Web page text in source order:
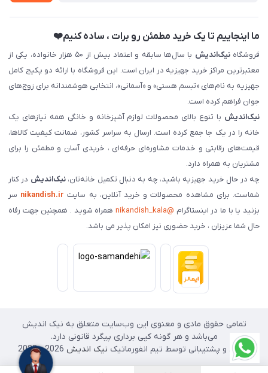
ما اینجاییم تا یک خرید مطمئن رو برات ، ساده کنیم❤️
فروشگاهنیک‌اندیش
با سال‌ها سابقه و اعتماد بیش از ۵۰ هزار خانواده، یکی از
معتبرترین مراکز خرید جهیزیه در ایران است. این فروشگاه با ارائه دو پکیج کامل
جهیزیه به نام‌های «تبسم هستی» و «آسمانی»، انتخابی هوشمندانه برای زوج‌های
جوان فراهم کرده است.
نیک‌اندیش با تنوع بالای محصولات لوازم آشپزخانه و خانگی همه نیازهای یک
خانه را در یک جا جمع کرده است. ارسال به سراسر کشور، ضمانت کیفیت کالاها،
قیمت‌های رقابتی و خدمات مشاوره‌ای حرفه‌ای ، خریدی آسان و مطمئن را برای
مشتریان به همراه دارد.
چه در حال خرید جهیزیه باشید، چه به دنبال تکمیل خانه‌تان،نیک‌اندیش در کنار
شماست. برای مشاهده محصولات و خرید آنلاین، به سایت nikandish.ir سر
بزنید یا با ما در اینستاگرام @nikandish_kala
همراه شوید . همچنین جهت رفاه
حال شما عزیزان ، خرید حضوری نیز امکان پذیر می باشد.
تمامی حقوق مادی و معنوی این وب‌سایت متعلق به نیک اندیش
می‌باشد و هر گونه کپی برداری پیگرد قانونی دارد.
طراحی و پشتیبانی توسط تیم انفورماتیک نیک اندیش 2026 - 2025